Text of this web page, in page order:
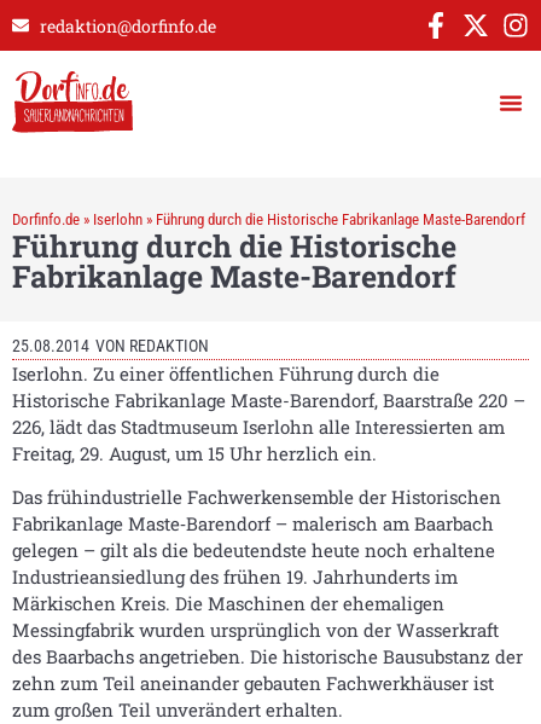
redaktion@dorfinfo.de
Dorfinfo.de » Iserlohn » Führung durch die Historische Fabrikanlage Maste-Barendorf
Führung durch die Historische
Fabrikanlage Maste-Barendorf
25.08.2014 VON REDAKTION
Iserlohn. Zu einer öffentlichen Führung durch die
Historische Fabrikanlage Maste-Barendorf, Baarstraße 220 –
226, lädt das Stadtmuseum Iserlohn alle Interessierten am
Freitag, 29. August, um 15 Uhr herzlich ein.
Das frühindustrielle Fachwerkensemble der Historischen
Fabrikanlage Maste‑Barendorf – malerisch am Baarbach
gelegen – gilt als die bedeutends­te heute noch erhaltene
Industrieansiedlung des frühen 19. Jahrhunderts im
Märkischen Kreis. Die Maschinen der ehemaligen
Messingfabrik wurden ursprünglich von der Wasserkraft
des Baarbachs angetrieben. Die historische Bausubstanz der
zehn zum Teil aneinander gebauten Fachwerkhäuser ist
zum großen Teil unverändert erhalten.